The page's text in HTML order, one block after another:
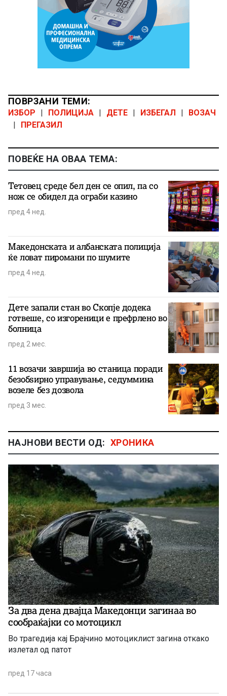
ПОВРЗАНИ ТЕМИ:
ИЗБОР | ПОЛИЦИЈА | ДЕТЕ | ИЗБЕГАЛ |
ВОЗАЧ
|
ПРЕГАЗИЛ
ПОВЕЌЕ НА ОВАА ТЕМА:
Тетовец среде бел ден се опил, па со
нож се обидел да ограби казино
пред 4 нед.
Македонската и албанската полиција
ќе ловат пиромани по шумите
пред 4 нед.
Дете запали стан во Скопје додека
готвеше, со изгореници е префрлено во
болница
пред 2 мес.
11 возачи завршија во станица поради
безобѕирно управување, седуммина
возеле без дозвола
пред 3 мес.
НАЈНОВИ ВЕСТИ ОД: ХРОНИКА
За два дена двајца Македонци загинаа во
сообраќајки со мотоцикл
Во трагедија кај Брајчино мотоциклист загина откако
излетал од патот
пред 17 часа